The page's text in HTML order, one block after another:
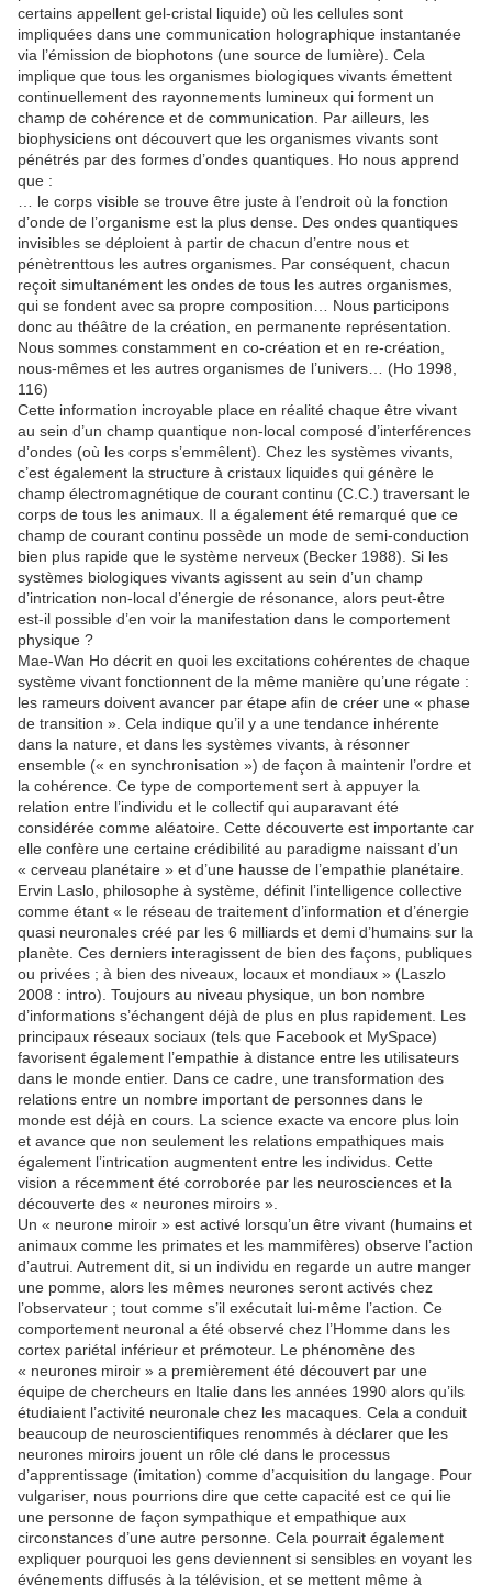
certains appellent gel-cristal liquide) où les cellules sont
impliquées dans une communication holographique instantanée
via l’émission de biophotons (une source de lumière). Cela
implique que tous les organismes biologiques vivants émettent
continuellement des rayonnements lumineux qui forment un
champ de cohérence et de communication. Par ailleurs, les
biophysiciens ont découvert que les organismes vivants sont
pénétrés par des formes d’ondes quantiques. Ho nous apprend
que :
… le corps visible se trouve être juste à l’endroit où la fonction
d’onde de l’organisme est la plus dense. Des ondes quantiques
invisibles se déploient à partir de chacun d’entre nous et
pénètrenttous les autres organismes. Par conséquent, chacun
reçoit simultanément les ondes de tous les autres organismes,
qui se fondent avec sa propre composition… Nous participons
donc au théâtre de la création, en permanente représentation.
Nous sommes constamment en co-création et en re-création,
nous-mêmes et les autres organismes de l’univers… (Ho 1998,
116)
Cette information incroyable place en réalité chaque être vivant
au sein d’un champ quantique non-local composé d’interférences
d’ondes (où les corps s’emmêlent). Chez les systèmes vivants,
c’est également la structure à cristaux liquides qui génère le
champ électromagnétique de courant continu (C.C.) traversant le
corps de tous les animaux. Il a également été remarqué que ce
champ de courant continu possède un mode de semi-conduction
bien plus rapide que le système nerveux (Becker 1988). Si les
systèmes biologiques vivants agissent au sein d’un champ
d’intrication non-local d’énergie de résonance, alors peut-être
est-il possible d’en voir la manifestation dans le comportement
physique ?
Mae-Wan Ho décrit en quoi les excitations cohérentes de chaque
système vivant fonctionnent de la même manière qu’une régate :
les rameurs doivent avancer par étape afin de créer une « phase
de transition ». Cela indique qu’il y a une tendance inhérente
dans la nature, et dans les systèmes vivants, à résonner
ensemble (« en synchronisation ») de façon à maintenir l’ordre et
la cohérence. Ce type de comportement sert à appuyer la
relation entre l’individu et le collectif qui auparavant été
considérée comme aléatoire. Cette découverte est importante car
elle confère une certaine crédibilité au paradigme naissant d’un
« cerveau planétaire » et d’une hausse de l’empathie planétaire.
Ervin Laslo, philosophe à système, définit l’intelligence collective
comme étant « le réseau de traitement d’information et d’énergie
quasi neuronales créé par les 6 milliards et demi d’humains sur la
planète. Ces derniers interagissent de bien des façons, publiques
ou privées ; à bien des niveaux, locaux et mondiaux » (Laszlo
2008 : intro). Toujours au niveau physique, un bon nombre
d’informations s’échangent déjà de plus en plus rapidement. Les
principaux réseaux sociaux (tels que Facebook et MySpace)
favorisent également l’empathie à distance entre les utilisateurs
dans le monde entier. Dans ce cadre, une transformation des
relations entre un nombre important de personnes dans le
monde est déjà en cours. La science exacte va encore plus loin
et avance que non seulement les relations empathiques mais
également l’intrication augmentent entre les individus. Cette
vision a récemment été corroborée par les neurosciences et la
découverte des « neurones miroirs ».
Un « neurone miroir » est activé lorsqu’un être vivant (humains et
animaux comme les primates et les mammifères) observe l’action
d’autrui. Autrement dit, si un individu en regarde un autre manger
une pomme, alors les mêmes neurones seront activés chez
l’observateur ; tout comme s’il exécutait lui-même l’action. Ce
comportement neuronal a été observé chez l’Homme dans les
cortex pariétal inférieur et prémoteur. Le phénomène des
« neurones miroir » a premièrement été découvert par une
équipe de chercheurs en Italie dans les années 1990 alors qu’ils
étudiaient l’activité neuronale chez les macaques. Cela a conduit
beaucoup de neuroscientifiques renommés à déclarer que les
neurones miroirs jouent un rôle clé dans le processus
d’apprentissage (imitation) comme d’acquisition du langage. Pour
vulgariser, nous pourrions dire que cette capacité est ce qui lie
une personne de façon sympathique et empathique aux
circonstances d’une autre personne. Cela pourrait également
expliquer pourquoi les gens deviennent si sensibles en voyant les
événements diffusés à la télévision, et se mettent même à